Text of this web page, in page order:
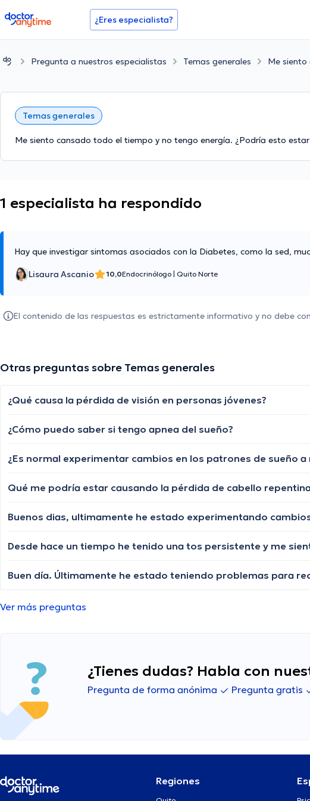
doctoranytime ¿Eres especialista?
Pregunta a nuestros especialistas Temas generales Me
Temas generales
Me siento cansado todo el tiempo y no tengo energía. ¿Podría esto
1 especialista ha respondido
Hay que investigar sintomas asociados con la Diabetes, como la sed,
Lisaura Ascanio 10,0Endocrinólogo Quito Norte
El contenido de las respuestas es estrictamente informativo y no debe
Otras preguntas sobre Temas generales
¿Qué causa la pérdida de visión en personas jóvenes?
¿Cómo puedo saber si tengo apnea del sueño?
Qué me podría estar causando la pérdida de cabello
Ver más preguntas
¿Tienes dudas? Habla con
Pregunta de forma anónima Pregunta gratis
Regiones